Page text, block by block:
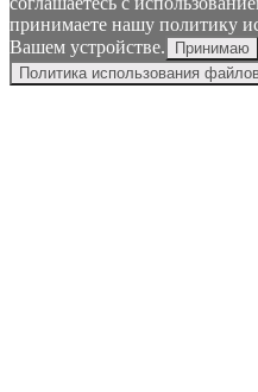
принимаете нашу политику
Вашем устройстве.
Принимаю
Политика использования